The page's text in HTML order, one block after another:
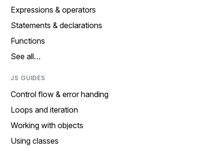
Expressions & operators
Statements & declarations
Functions
See all…
JS GUIDES
Control flow & error handing
Loops and iteration
Working with objects
Using classes